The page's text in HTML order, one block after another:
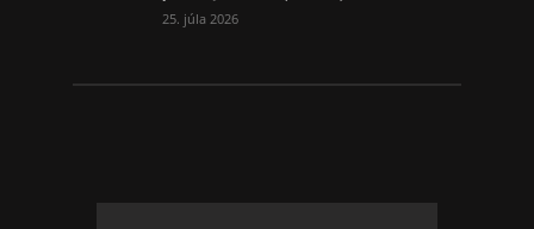
25. júla 2026